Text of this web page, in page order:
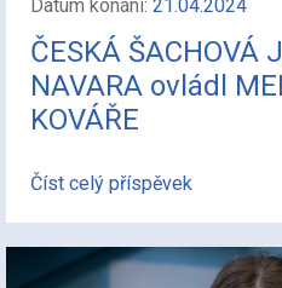
Datum konání: 21.04.2024
ČESKÁ ŠACHOVÁ
NAVARA ovládl
KOVÁŘE
Číst celý příspěvek